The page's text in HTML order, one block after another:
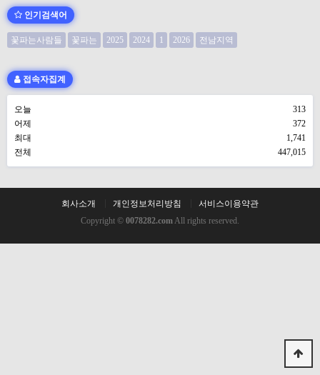
인기검색어
꽃파는사람들 꽃파는 2025 2024 1 2026 전남지역
접속자집계
오늘
313
어제
372
최대
1,741
전체
447,015
회사소개 개인정보처리방침
서비스이용약관
Copyright © 0078282.comAll rights reserved.